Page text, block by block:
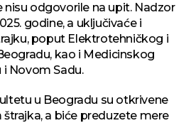
odgovorile na upit. Nadzor
godine, a uključivaće i
poput Elektrotehničkog i
kao i Medicinskog
Novom Sadu.
u Beogradu su otkrivene
a biće preduzete mere